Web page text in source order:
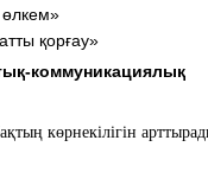
өлкем»
қорғау»
коммуникациялық
көрнекілігін